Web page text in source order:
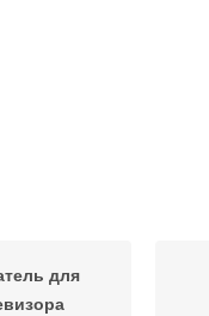
для